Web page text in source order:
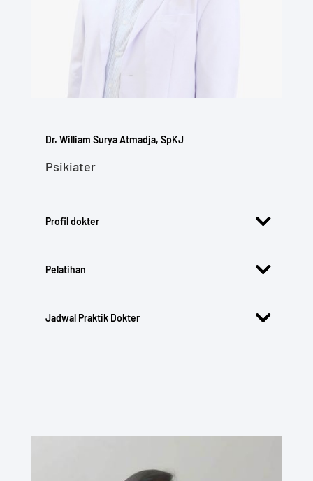
Dr. William Surya Atmadja, SpKJ
Psikiater
Profil dokter
Pelatihan
Jadwal Praktik Dokter